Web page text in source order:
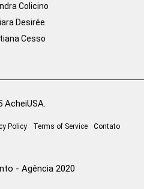
Colicino
Desirée
Cesso
Policy Terms of Service Contato
- Agência 2020